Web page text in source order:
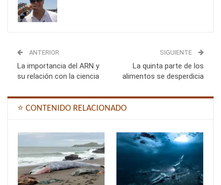
ANTERIOR
La importancia del ARN y
su relación con la ciencia
SIGUIENTE
La quinta parte de los
alimentos se desperdicia
⭐ CONTENIDO RELACIONADO